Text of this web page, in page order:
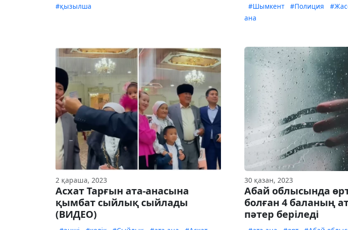
#қызылша
#Шымкент #Полиция
ана
2 қараша, 2023
Асхат Тарғын ата-анасына
қымбат сыйлық сыйлады
(ВИДЕО)
30 қазан, 2023
Абай облысында
болған 4 баланың
пәтер беріледі